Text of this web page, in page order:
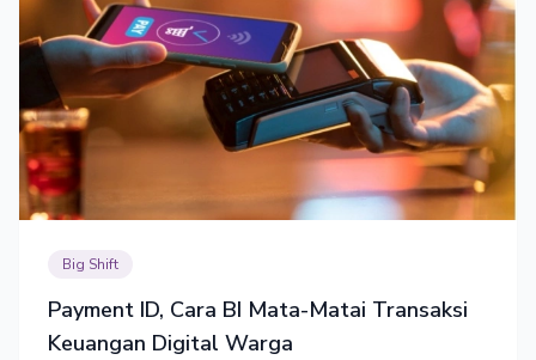
Big Shift
Payment ID, Cara BI Mata-Matai Transaksi
Keuangan Digital Warga